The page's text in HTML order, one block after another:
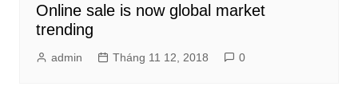
Online sale is now global market
trending
admin Tháng 11 12, 2018 0